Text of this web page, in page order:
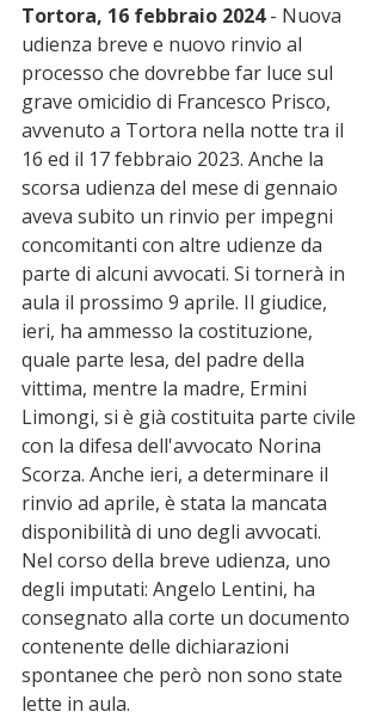
Tortora, 16 febbraio 2024 - Nuova
udienza breve e nuovo rinvio al
processo che dovrebbe far luce sul
grave omicidio di Francesco Prisco,
avvenuto a Tortora nella notte tra il
16 ed il 17 febbraio 2023. Anche la
scorsa udienza del mese di gennaio
aveva subito un rinvio per impegni
concomitanti con altre udienze da
parte di alcuni avvocati. Si tornerà in
aula il prossimo 9 aprile. Il giudice,
ieri, ha ammesso la costituzione,
quale parte lesa, del padre della
vittima, mentre la madre, Ermini
Limongi, si è già costituita parte civile
con la difesa dell'avvocato Norina
Scorza. Anche ieri, a determinare il
rinvio ad aprile, è stata la mancata
disponibilità di uno degli avvocati.
Nel corso della breve udienza, uno
degli imputati: Angelo Lentini, ha
consegnato alla corte un documento
contenente delle dichiarazioni
spontanee che però non sono state
lette in aula.